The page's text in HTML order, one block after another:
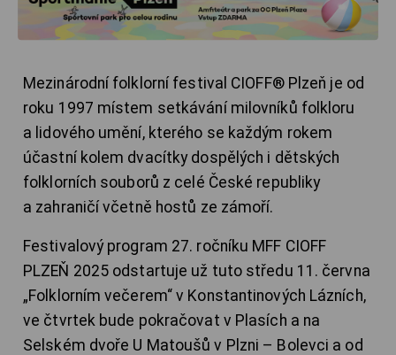
Mezinárodní folklorní festival CIOFF® Plzeň je od
roku 1997 místem setkávání milovníků folkloru
a lidového umění, kterého se každým rokem
účastní kolem dvacítky dospělých i dětských
folklorních souborů z celé České republiky
a zahraničí včetně hostů ze zámoří.
Festivalový program 27. ročníku MFF CIOFF
PLZEŇ 2025 odstartuje už tuto středu 11. června
„Folklorním večerem“ v Konstantinových Lázních,
ve čtvrtek bude pokračovat v Plasích a na
Selském dvoře U Matoušů v Plzni – Bolevci a od